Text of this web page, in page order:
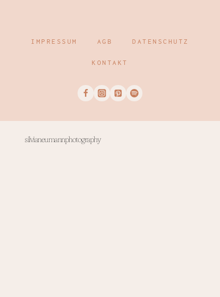
IMPRESSUM AGB DATENSCHUTZ
KONTAKT
silvianeumannphotography